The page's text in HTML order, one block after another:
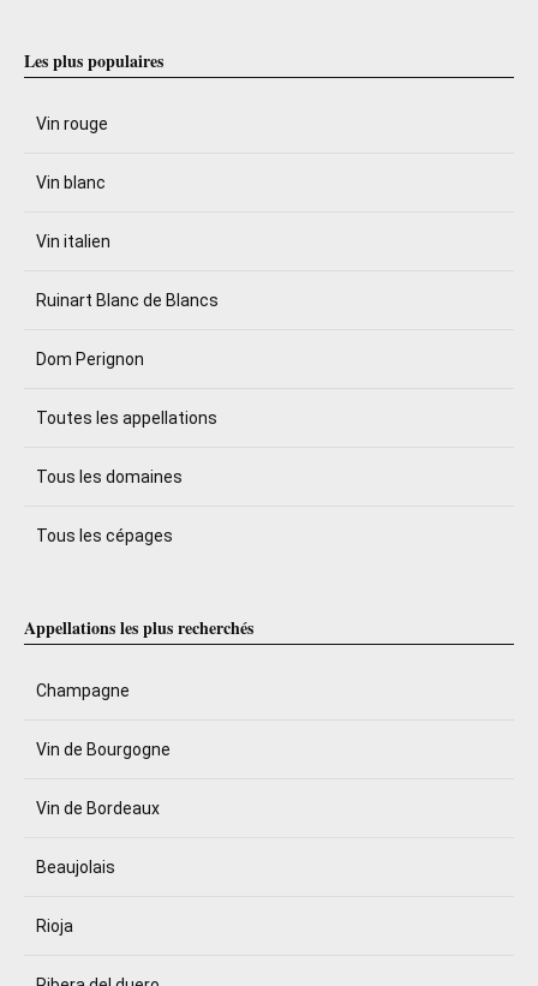
Les plus populaires
Vin rouge
Vin blanc
Vin italien
Ruinart Blanc de Blancs
Dom Perignon
Toutes les appellations
Tous les domaines
Tous les cépages
Appellations les plus recherchés
Champagne
Vin de Bourgogne
Vin de Bordeaux
Beaujolais
Rioja